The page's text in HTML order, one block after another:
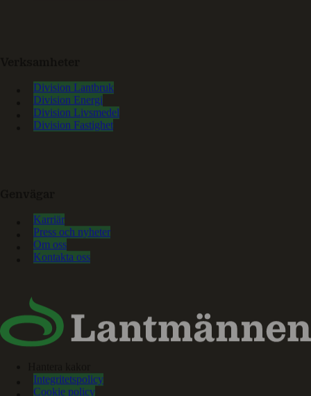
Division Lantbruk
Division Energi
Division Livsmedel
Division Fastighet
Karriär
Press och nyheter
Om oss
Kontakta oss
Integritetspolicy
Cookie policy